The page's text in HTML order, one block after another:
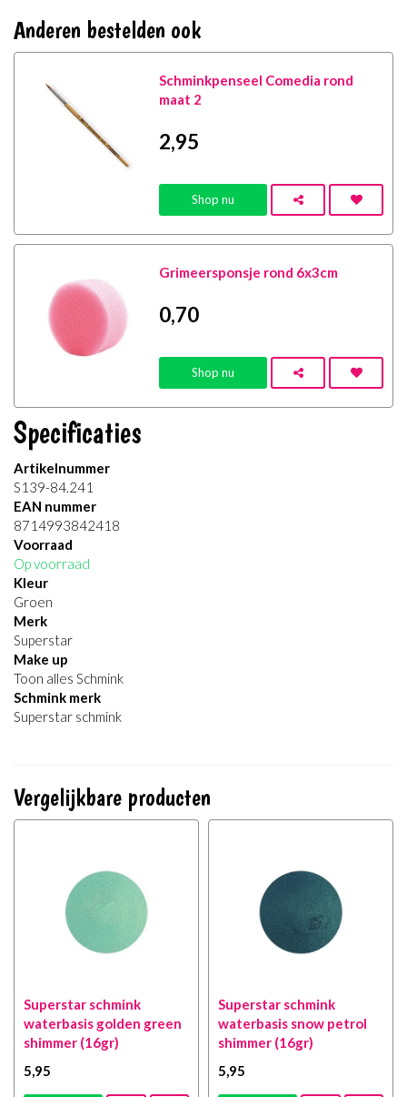
Anderen bestelden ook
Schminkpenseel Comedia rond
maat 2
2,95
Shop nu
Grimeersponsje rond 6x3cm
0,70
Shop nu
Specificaties
Artikelnummer
S139-84.241
EAN nummer
8714993842418
Voorraad
Op voorraad
Kleur
Groen
Merk
Superstar
Make up
Toon alles Schmink
Schmink merk
Superstar schmink
Vergelijkbare producten
Superstar schmink
waterbasis golden green
shimmer (16gr)
5,95
Superstar schmink
waterbasis snow petrol
shimmer (16gr)
5,95